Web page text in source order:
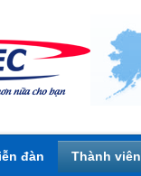
đàn Thành viên